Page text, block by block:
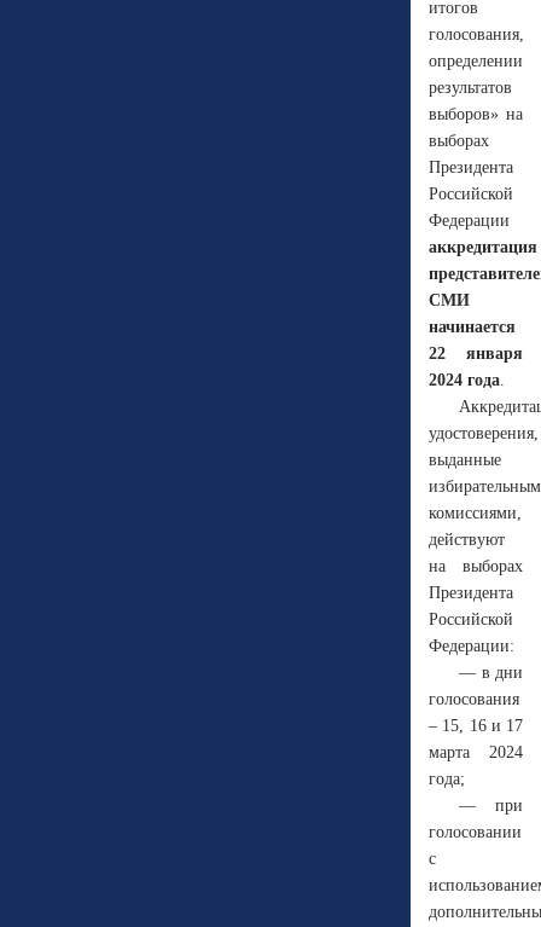
итогов
голосования,
определении
результатов
выборов» на
выборах
Президента
Российской
Федерации
аккредитация
СМИ
начинается
22 января
2024 года.
удостоверения,
выданные
комиссиями,
действуют
на выборах
Президента
Российской
Федерации:
— в дни
голосования
– 15, 16 и 17
марта 2024
года;
— при
голосовании
с